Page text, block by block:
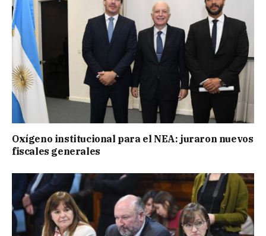
Oxígeno institucional para el NEA: juraron nuevos
fiscales generales